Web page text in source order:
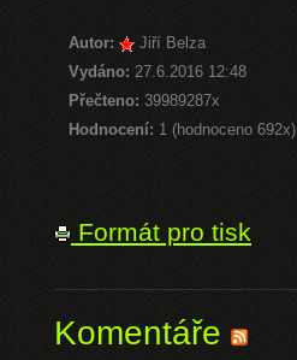
Autor:
Jiří Belza
Vydáno: 27.6.2016 12:48
Přečteno:39989287x
Hodnocení: 1 (hodnoceno 692x)
Formát pro tisk
Komentáře